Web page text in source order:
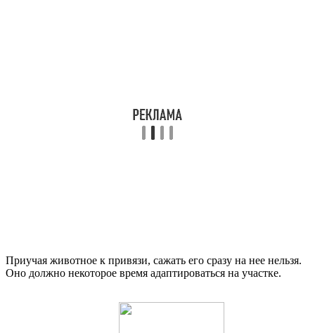
Приучая животное к привязи, сажать его сразу на нее нельзя.
Оно должно некоторое время адаптироваться на участке.